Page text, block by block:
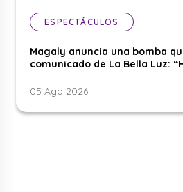
ESPECTÁCULOS
Magaly anuncia una bomba
comunicado de La Bella Luz:
05 Ago 2026